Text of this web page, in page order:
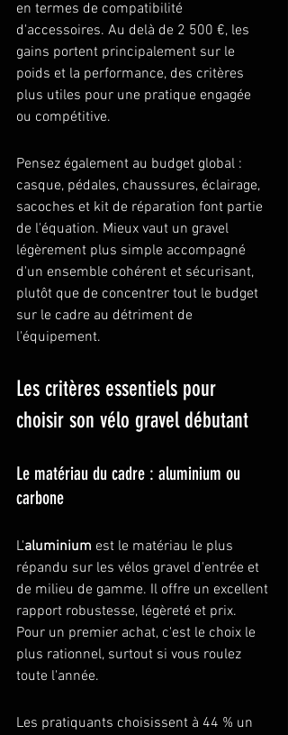
en termes de compatibilité
d'accessoires. Au delà de 2 500 €, les
gains portent principalement sur le
poids et la performance, des critères
plus utiles pour une pratique engagée
ou compétitive.
Pensez également au budget global :
casque, pédales, chaussures, éclairage,
sacoches et kit de réparation font partie
de l'équation. Mieux vaut un gravel
légèrement plus simple accompagné
d'un ensemble cohérent et sécurisant,
plutôt que de concentrer tout le budget
sur le cadre au détriment de
l'équipement.
Les critères essentiels pour
choisir son vélo gravel débutant
Le matériau du cadre : aluminium ou
carbone
L'aluminium est le matériau le plus
répandu sur les vélos gravel d'entrée et
de milieu de gamme. Il offre un excellent
rapport robustesse, légèreté et prix.
Pour un premier achat, c'est le choix le
plus rationnel, surtout si vous roulez
toute l'année.
Les pratiquants choisissent à 44 % un